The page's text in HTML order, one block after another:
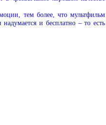
тем более, что мультфильм
и бесплатно – то есть